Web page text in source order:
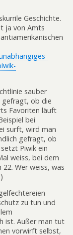
Geschichte.
ja von Amts
sauber
ob die
Favoriten läuft
bei
surft, wird man
gefragt, ob
Piwik ein
weiss, bei dem
Wer weiss, was
zu tun und
ist. Außer man tut
vorwirft selbst,